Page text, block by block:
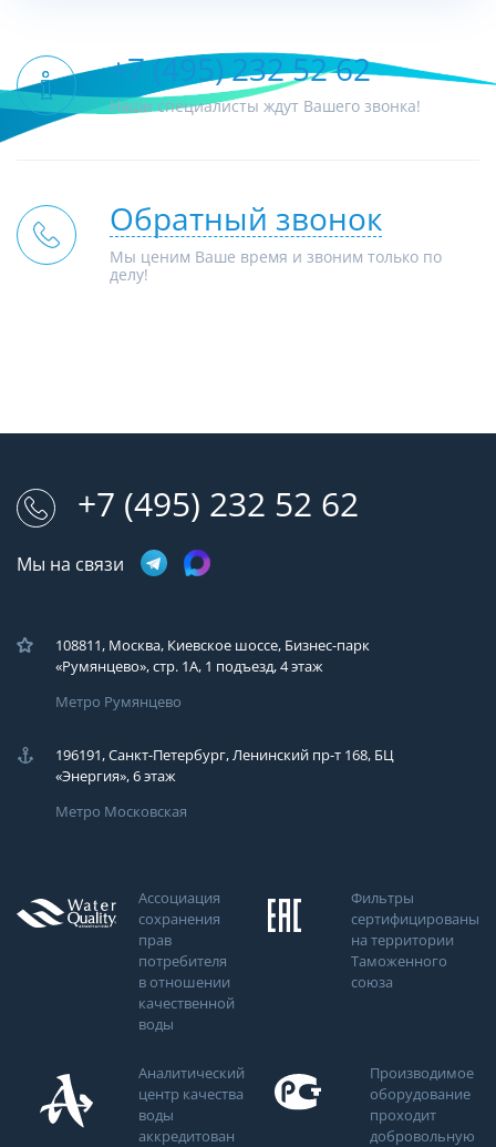
+7 (495) 232 52 62
Наши специалисты ждут Вашего звонка!
Обратный звонок
Мы ценим Ваше время и звоним только по
делу!
+7 (495) 232 52 62
Мы на связи
108811, Москва, Киевское шоссе, Бизнес-парк
«Румянцево», стр. 1А, 1 подъезд, 4 этаж
Метро Румянцево
196191, Санкт-Петербург, Ленинский пр-т 168, БЦ
«Энергия», 6 этаж
Метро Московская
Ассоциация
сохранения
прав
потребителя
в отношении
качественной
воды
Фильтры
сертифицированы
на территории
Таможенного
союза
Аналитический
центр качества
воды
аккредитован
Производимое
оборудование
проходит
добровольную